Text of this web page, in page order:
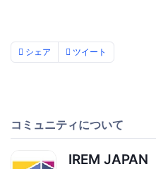
シェア ツイート
コミュニティについて
IREM JAPAN